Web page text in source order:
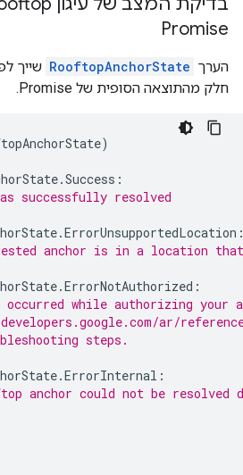
Promise
הערך RooftopAnchorState שייך
חלק מהתוצאה הסופית של Promise.
)
.Success :
successfully resolved
.ErrorUnsupportedLocation
anchor is in a location
.ErrorNotAuthorized :
while authorizing your
ar/
steps.
.ErrorInternal :
anchor could not be